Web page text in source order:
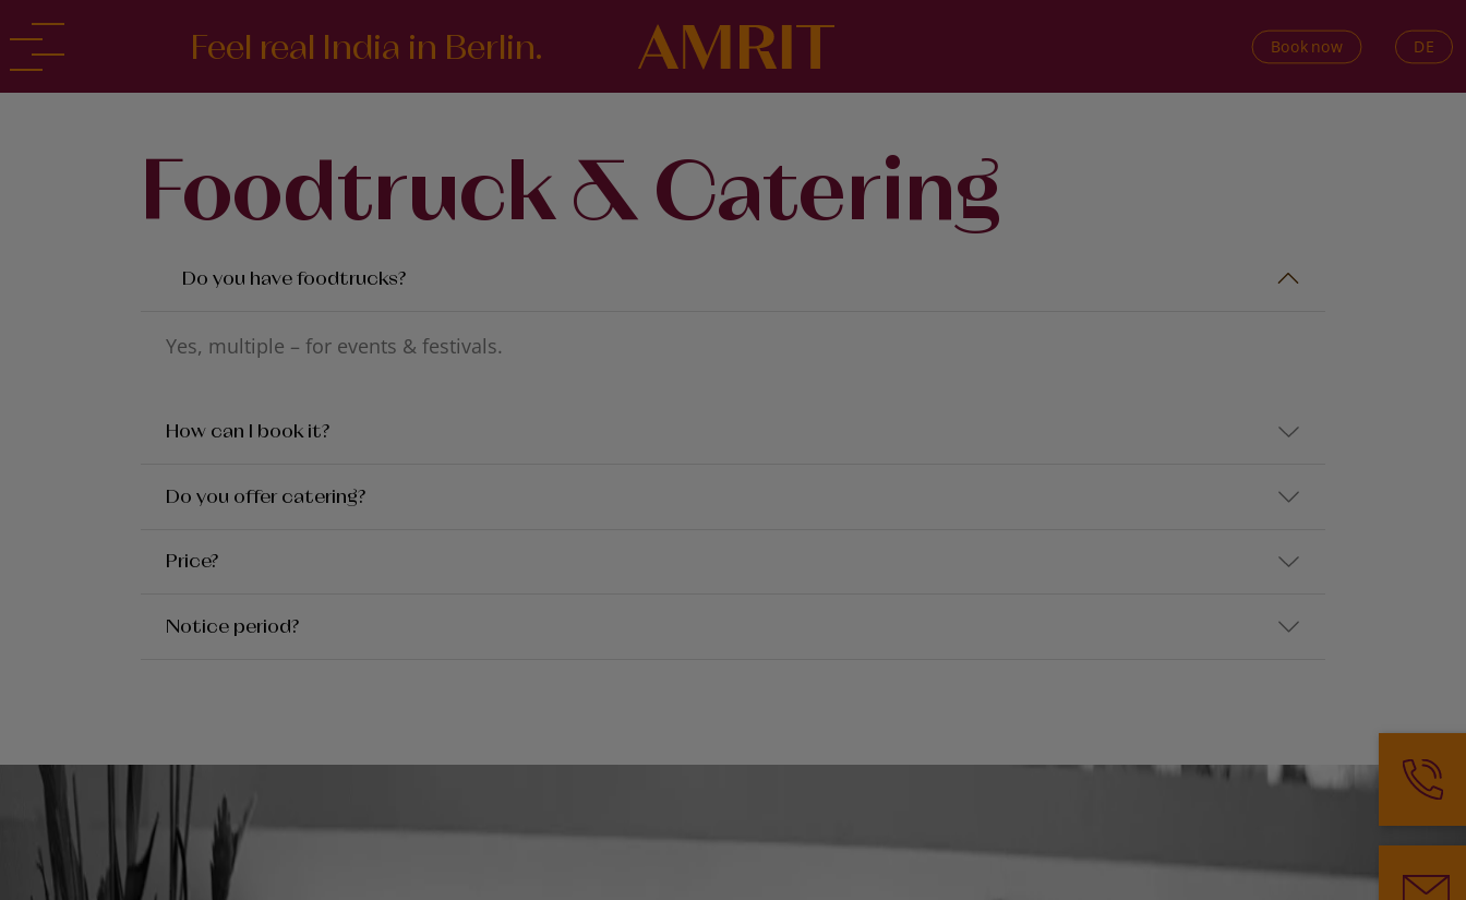
Feel real India in Berlin. Book now DE
Foodtruck & Catering
Do you have foodtrucks?
Yes, multiple – for events & festivals.
How can I book it?
Do you offer catering?
Price?
Notice period?